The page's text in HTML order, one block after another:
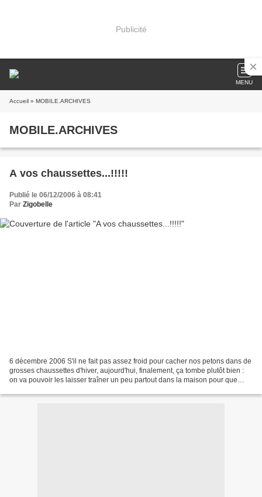
Publicité
MENU
Accueil » MOBILE.ARCHIVES
MOBILE.ARCHIVES
A vos chaussettes...!!!!!
Publié le 06/12/2006 à 08:41
Par Zigobelle
6 décembre 2006 S'il ne fait pas assez froid pour cacher nos petons dans de
grosses chaussettes d'hiver, aujourd'hui, finalement, ça tombe plutôt bien :
on va pouvoir les laisser traîner un peu partout dans la maison pour que